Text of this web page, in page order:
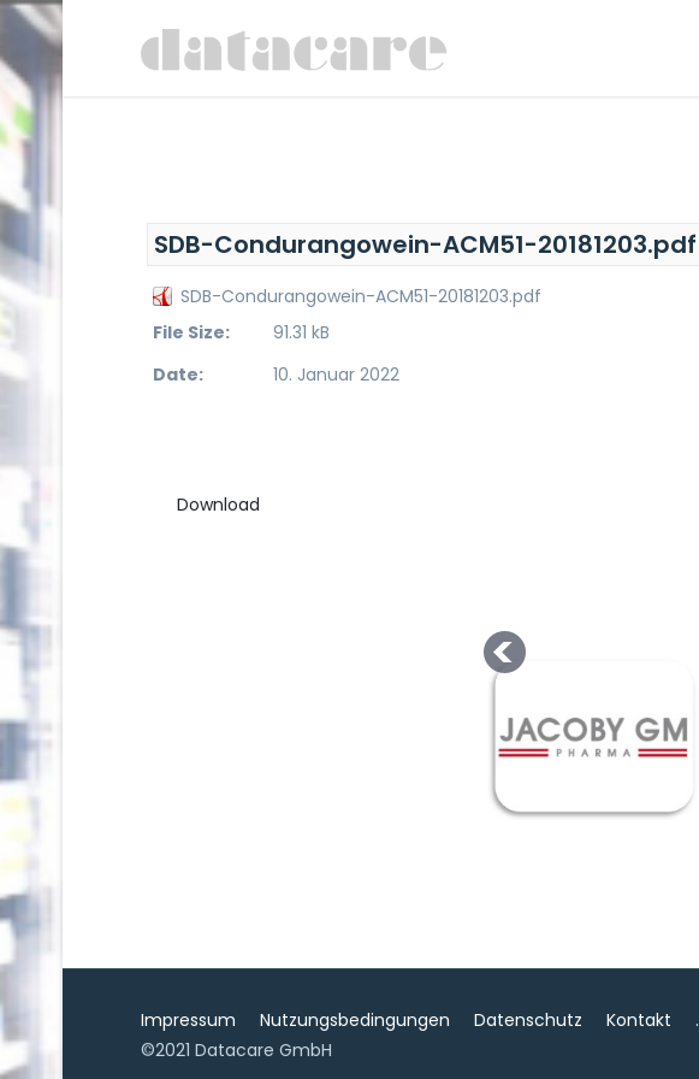
SDB-Condurangowein-ACM51-20181203.pdf
SDB-Condurangowein-ACM51-20181203.pdf
File Size:
91.31 kB
Date:
10. Januar 2022
Impressum Nutzungsbedingungen Datenschutz Kontakt
.
©2021 Datacare GmbH